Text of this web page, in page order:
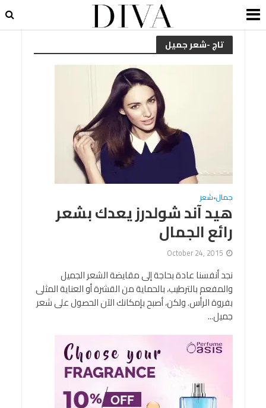
تاج -شعر جميل
جمال•شعر
هيد آند شولدرز يعدك بشعر
رائع الجمال
October 24, 2015
نجد أنفسنا عادة بحاجة إلى مقايضة الشعر الجميل
والمفعم بالترطيب، بالحماية من القشرة أو العناية المثلى
بفروة الرأس. ولكن، أصبح بإمكانك الآن الحصول على شعر
جميل...